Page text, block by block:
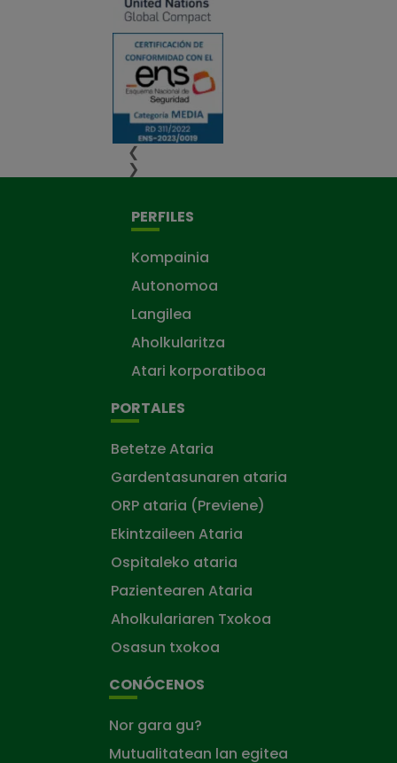
❮
❯
PERFILES
Kompainia
Autonomoa
Langilea
Aholkularitza
Atari korporatiboa
PORTALES
Betetze Ataria
Gardentasunaren ataria
ORP ataria (Previene)
Ekintzaileen Ataria
Ospitaleko ataria
Pazientearen Ataria
Aholkulariaren Txokoa
Osasun txokoa
CONÓCENOS
Nor gara gu?
Mutualitatean lan egitea